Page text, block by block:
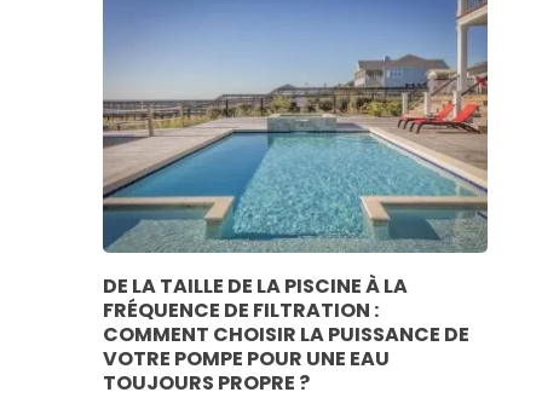
DE LA TAILLE DE LA PISCINE À LA
FRÉQUENCE DE FILTRATION :
COMMENT CHOISIR LA PUISSANCE DE
VOTRE POMPE POUR UNE EAU
TOUJOURS PROPRE ?